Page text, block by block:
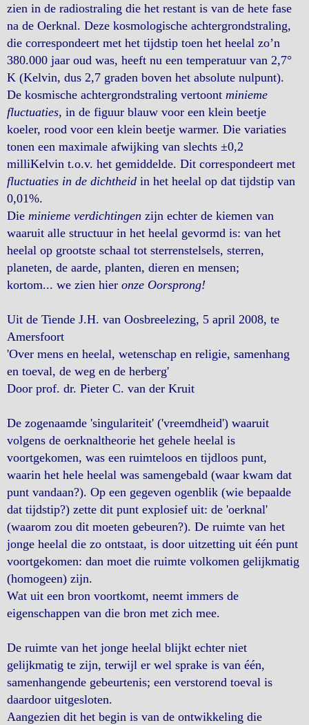
zien in de radiostraling die het restant is van de hete fase
na de Oerknal. Deze kosmologische achtergrondstraling,
die correspondeert met het tijdstip toen het heelal zo’n
380.000 jaar oud was, heeft nu een temperatuur van 2,7°
K (Kelvin, dus 2,7 graden boven het absolute nulpunt).
De kosmische achtergrondstraling vertoont minieme
fluctuaties, in de figuur blauw voor een klein beetje
koeler, rood voor een klein beetje warmer. Die variaties
tonen een maximale afwijking van slechts ±0,2
milliKelvin t.o.v. het gemiddelde. Dit correspondeert met
fluctuaties in de dichtheid in het heelal op dat tijdstip van
0,01%.
Die minieme verdichtingen zijn echter de kiemen van
waaruit alle structuur in het heelal gevormd is: van het
heelal op grootste schaal tot sterrenstelsels, sterren,
planeten, de aarde, planten, dieren en mensen;
kortom... we zien hier onze Oorsprong!
Uit de Tiende J.H. van Oosbreelezing, 5 april 2008, te
Amersfoort
'Over mens en heelal, wetenschap en religie, samenhang
en toeval, de weg en de herberg'
Door prof. dr. Pieter C. van der Kruit
De zogenaamde 'singulariteit' ('vreemdheid') waaruit
volgens de oerknaltheorie het gehele heelal is
voortgekomen, was een ruimteloos en tijdloos punt,
waarin het hele heelal was samengebald (waar kwam dat
punt vandaan?). Op een gegeven ogenblik (wie bepaalde
dat tijdstip?) zette dit punt explosief uit: de 'oerknal'
(waarom zou dit moeten gebeuren?). De ruimte van het
jonge heelal die zo ontstaat, is door uitzetting uit één punt
voortgekomen: dan moet die ruimte volkomen gelijkmatig
(homogeen) zijn.
Wat uit een bron voortkomt, neemt immers de
eigenschappen van die bron met zich mee.
De ruimte van het jonge heelal blijkt echter niet
gelijkmatig te zijn, terwijl er wel sprake is van één,
samenhangende gebeurtenis; een verstorend toeval is
daardoor uitgesloten.
Aangezien dit het begin is van de ontwikkeling die